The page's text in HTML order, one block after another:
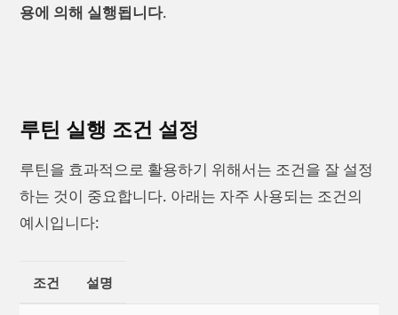
용에 의해 실행됩니다.
루틴 실행 조건 설정
루틴을 효과적으로 활용하기 위해서는 조건을 잘 설정
하는 것이 중요합니다. 아래는 자주 사용되는 조건의
예시입니다:
조건 설명